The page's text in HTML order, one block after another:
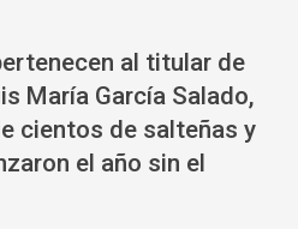
al titular de
María García Salado,
cientos de salteñas y
el año sin el